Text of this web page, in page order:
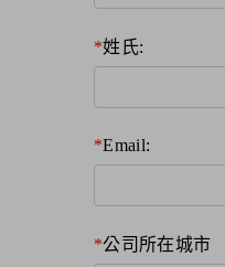
姓氏:
Email:
公司所在城市